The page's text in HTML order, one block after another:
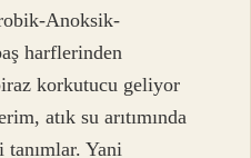
Anoksik-
harflerinden
korkutucu geliyor
atık su arıtımında
Yani